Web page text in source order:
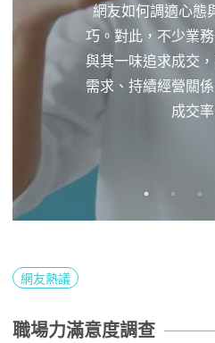
網友如何調適心態
巧。對此，不少業
與其一味追求成交
需求、持續經營關
成交率
網友熱議
職場力滿意度調查